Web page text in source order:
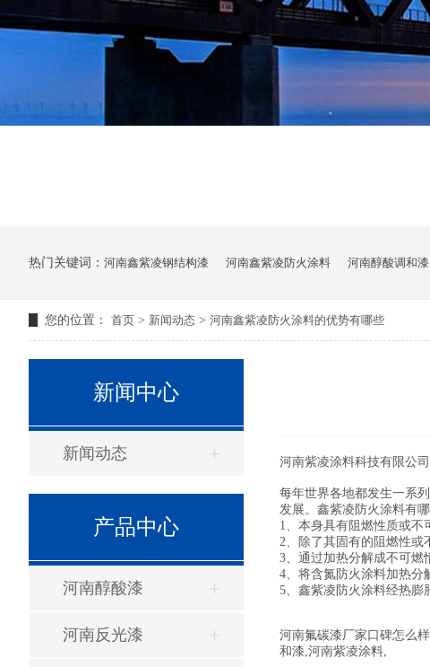
热门关键词： 河南鑫紫凌钢结构漆 河南鑫紫凌防火涂料 河南醇酸调和漆
您的位置： 首页 > 新闻动态 > 河南鑫紫凌防火涂料的优势有哪些
新闻中心
新闻动态
产品中心
河南醇酸漆
河南反光漆
河南紫凌涂料科技有限公
每年世界各地都发生一系
发展。鑫紫凌防火涂料有
1、本身具有阻燃性质或不
2、除了其固有的阻燃性或
3、通过加热分解成不可燃
4、将含氮防火涂料加热分
5、鑫紫凌防火涂料经热膨
河南氟碳漆厂家口碑怎么
和漆,河南紫凌涂料,